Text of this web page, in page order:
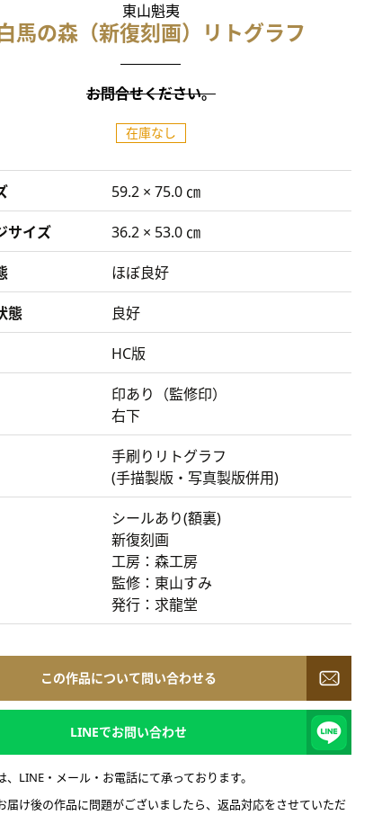
東山魁夷
馬の森（新復刻画）リトグラフ
お問合せください。
在庫なし
59.2 × 75.0 ㎝
サイズ 36.2 × 53.0 ㎝
ほぼ良好
態 良好
HC版
印あり（監修印）
右下
手刷りリトグラフ
(手描製版・写真製版併用)
シールあり(額裏)
新復刻画
工房：森工房
監修：東山すみ
発行：求龍堂
この作品について問い合わせる
LINEでお問い合わせ
LINE・メール・お電話にて承っております。
届け後の作品に問題がございましたら、返品対応をさせていただ